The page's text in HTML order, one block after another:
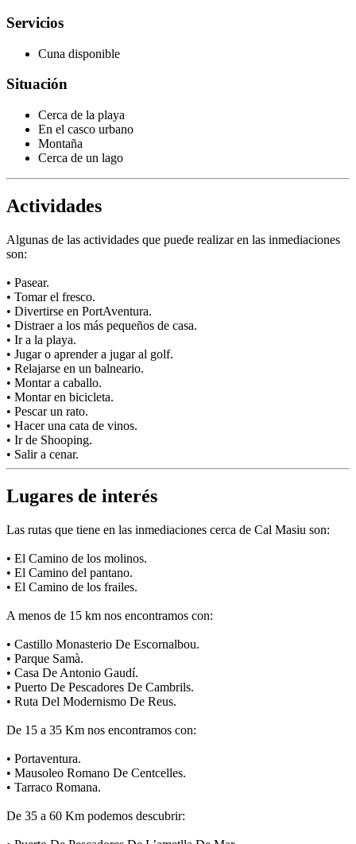
Servicios
Cuna disponible
Situación
Cerca de la playa
En el casco urbano
Montaña
Cerca de un lago
Actividades
Algunas de las actividades que puede realizar en las inmediaciones
son:
• Pasear.
• Tomar el fresco.
• Divertirse en PortAventura.
• Distraer a los más pequeños de casa.
• Ir a la playa.
• Jugar o aprender a jugar al golf.
• Relajarse en un balneario.
• Montar a caballo.
• Montar en bicicleta.
• Pescar un rato.
• Hacer una cata de vinos.
• Ir de Shooping.
• Salir a cenar.
Lugares de interés
Las rutas que tiene en las inmediaciones cerca de Cal Masiu son:
• El Camino de los molinos.
• El Camino del pantano.
• El Camino de los frailes.
A menos de 15 km nos encontramos con:
• Castillo Monasterio De Escornalbou.
• Parque Samà.
• Casa De Antonio Gaudí.
• Puerto De Pescadores De Cambrils.
• Ruta Del Modernismo De Reus.
De 15 a 35 Km nos encontramos con:
• Portaventura.
• Mausoleo Romano De Centcelles.
• Tarraco Romana.
De 35 a 60 Km podemos descubrir: